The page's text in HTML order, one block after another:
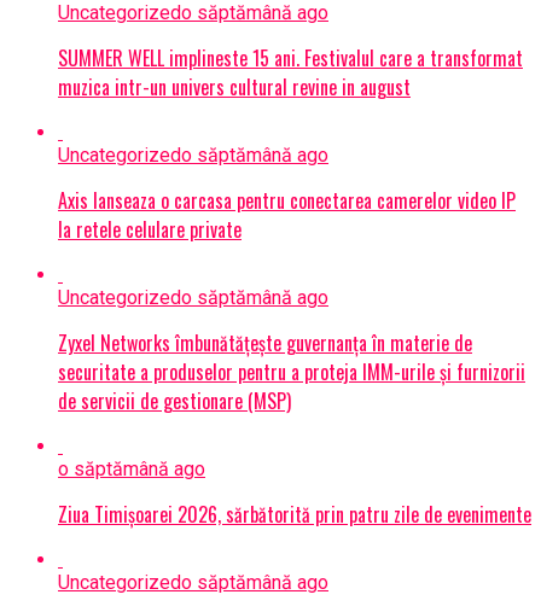
Uncategorizedo săptămână ago
SUMMER WELL implineste 15 ani. Festivalul care a transformat
muzica intr-un univers cultural revine in august
Uncategorizedo săptămână ago
Axis lanseaza o carcasa pentru conectarea camerelor video IP
la retele celulare private
Uncategorizedo săptămână ago
Zyxel Networks îmbunătățește guvernanța în materie de
securitate a produselor pentru a proteja IMM-urile și furnizorii
de servicii de gestionare (MSP)
o săptămână ago
Ziua Timișoarei 2026, sărbătorită prin patru zile de evenimente
Uncategorizedo săptămână ago